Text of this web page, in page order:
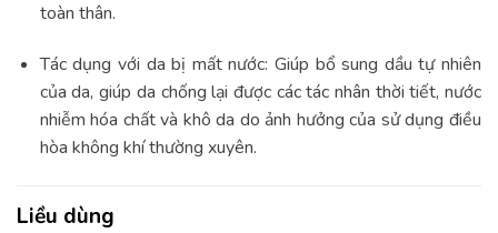
toàn thân.
Tác dụng với da bị mất nước: Giúp bổ sung dầu tự nhiên
của da, giúp da chống lại được các tác nhân thời tiết, nước
nhiễm hóa chất và khô da do ảnh hưởng của sử dụng điều
hòa không khí thường xuyên.
Liều dùng